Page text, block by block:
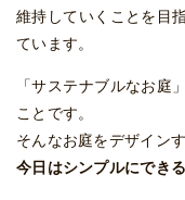
維持していくことを目
ています。
「サステナブルなお庭
ことです。
そんなお庭をデザイン
今日はシンプルにでき